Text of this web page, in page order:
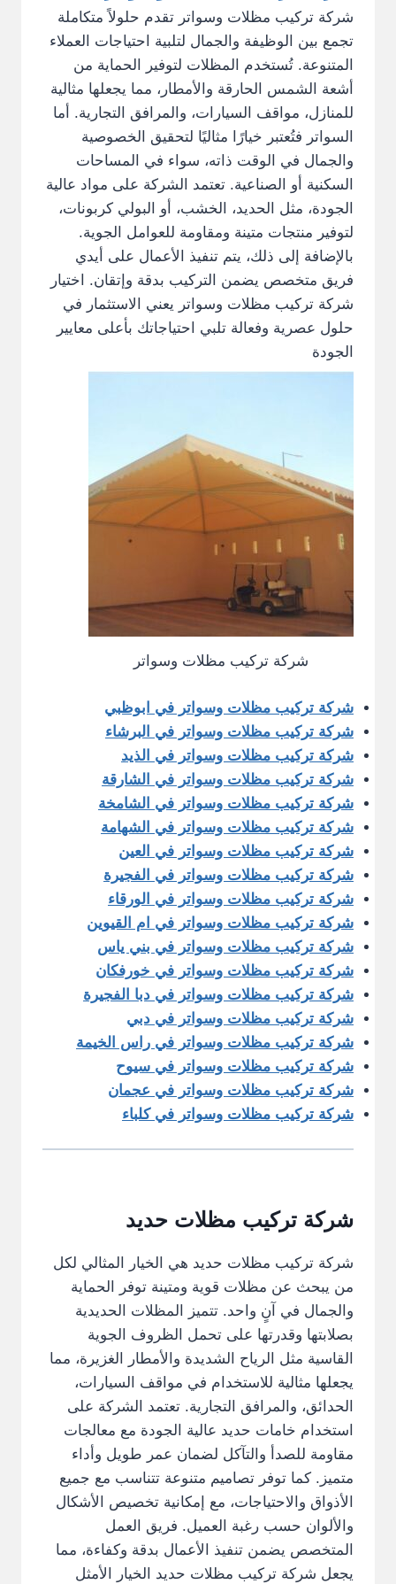
شركة تركيب مظلات وسواتر تقدم حلولاً متكاملة
تجمع بين الوظيفة والجمال لتلبية احتياجات العملاء
المتنوعة. تُستخدم المظلات لتوفير الحماية من
أشعة الشمس الحارقة والأمطار، مما يجعلها مثالية
للمنازل، مواقف السيارات، والمرافق التجارية. أما
السواتر فتُعتبر خيارًا مثاليًا لتحقيق الخصوصية
والجمال في الوقت ذاته، سواء في المساحات
السكنية أو الصناعية. تعتمد الشركة على مواد عالية
الجودة، مثل الحديد، الخشب، أو البولي كربونات،
لتوفير منتجات متينة ومقاومة للعوامل الجوية.
بالإضافة إلى ذلك، يتم تنفيذ الأعمال على أيدي
فريق متخصص يضمن التركيب بدقة وإتقان. اختيار
شركة تركيب مظلات وسواتر يعني الاستثمار في
حلول عصرية وفعالة تلبي احتياجاتك بأعلى معايير
الجودة
شركة تركيب مظلات وسواتر
شركة تركيب مظلات وسواتر في ابوظبي
شركة تركيب مظلات وسواتر في البرشاء
شركة تركيب مظلات وسواتر في الذيد
شركة تركيب مظلات وسواتر في الشارقة
شركة تركيب مظلات وسواتر في الشامخة
شركة تركيب مظلات وسواتر في الشهامة
شركة تركيب مظلات وسواتر في العين
شركة تركيب مظلات وسواتر في الفجيرة
شركة تركيب مظلات وسواتر في الورقاء
شركة تركيب مظلات وسواتر في ام القيوين
شركة تركيب مظلات وسواتر في بني ياس
شركة تركيب مظلات وسواتر في خورفكان
شركة تركيب مظلات وسواتر في دبا الفجيرة
شركة تركيب مظلات وسواتر في دبي
شركة تركيب مظلات وسواتر في راس الخيمة
شركة تركيب مظلات وسواتر في سيوح
شركة تركيب مظلات وسواتر في عجمان
شركة تركيب مظلات وسواتر في كلباء
شركة تركيب مظلات حديد
شركة تركيب مظلات حديد هي الخيار المثالي لكل
من يبحث عن مظلات قوية ومتينة توفر الحماية
والجمال في آنٍ واحد. تتميز المظلات الحديدية
بصلابتها وقدرتها على تحمل الظروف الجوية
القاسية مثل الرياح الشديدة والأمطار الغزيرة، مما
يجعلها مثالية للاستخدام في مواقف السيارات،
الحدائق، والمرافق التجارية. تعتمد الشركة على
استخدام خامات حديد عالية الجودة مع معالجات
مقاومة للصدأ والتآكل لضمان عمر طويل وأداء
متميز. كما توفر تصاميم متنوعة تتناسب مع جميع
الأذواق والاحتياجات، مع إمكانية تخصيص الأشكال
والألوان حسب رغبة العميل. فريق العمل
المتخصص يضمن تنفيذ الأعمال بدقة وكفاءة، مما
يجعل شركة تركيب مظلات حديد الخيار الأمثل